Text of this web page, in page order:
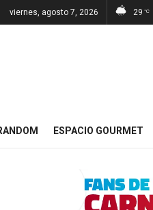
viernes, agosto 7, 2026 29 °C
ESPACIO GOURMET